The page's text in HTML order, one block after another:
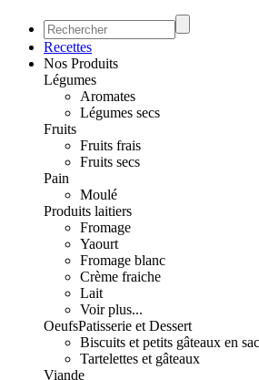
Recettes
Nos Produits
Légumes
Aromates
Légumes secs
Fruits
Fruits frais
Fruits secs
Pain
Moulé
Produits laitiers
Fromage
Yaourt
Fromage blanc
Crème fraiche
Lait
Voir plus...
OeufsPatisserie et Dessert
Biscuits et petits gâteaux en
Tartelettes et gâteaux
Viande